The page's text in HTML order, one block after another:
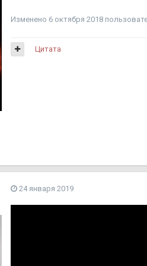
Изменено 6 октября 2018
Цитата
24 января 2019